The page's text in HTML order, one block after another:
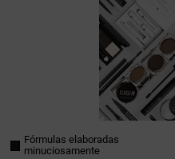
Fórmulas elaboradas
minuciosamente